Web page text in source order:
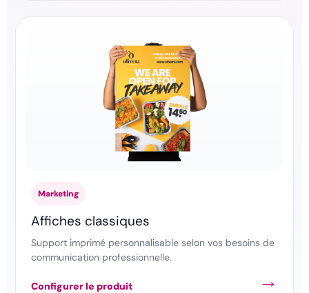
Marketing
Affiches classiques
Support imprimé personnalisable selon vos besoins de
communication professionnelle.
Configurer le produit